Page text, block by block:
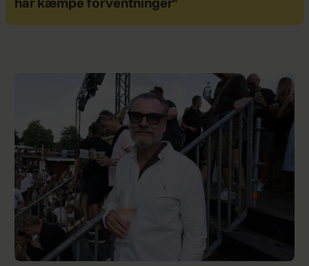
har kæmpe forventninger"